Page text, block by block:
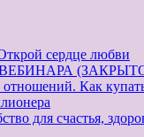
сердце любви
Как
для счастья,